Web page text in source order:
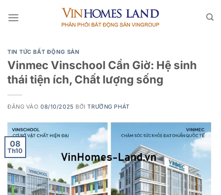
qua
TIN TỨC BẤT ĐỘNG SẢN
Vinmec Vinschool Cần Giờ: Hệ sinh
thái tiện ích, Chất lượng sống
ĐĂNG VÀO08/10/2025 BỞITRƯỜNG PHÁT
08
Th10